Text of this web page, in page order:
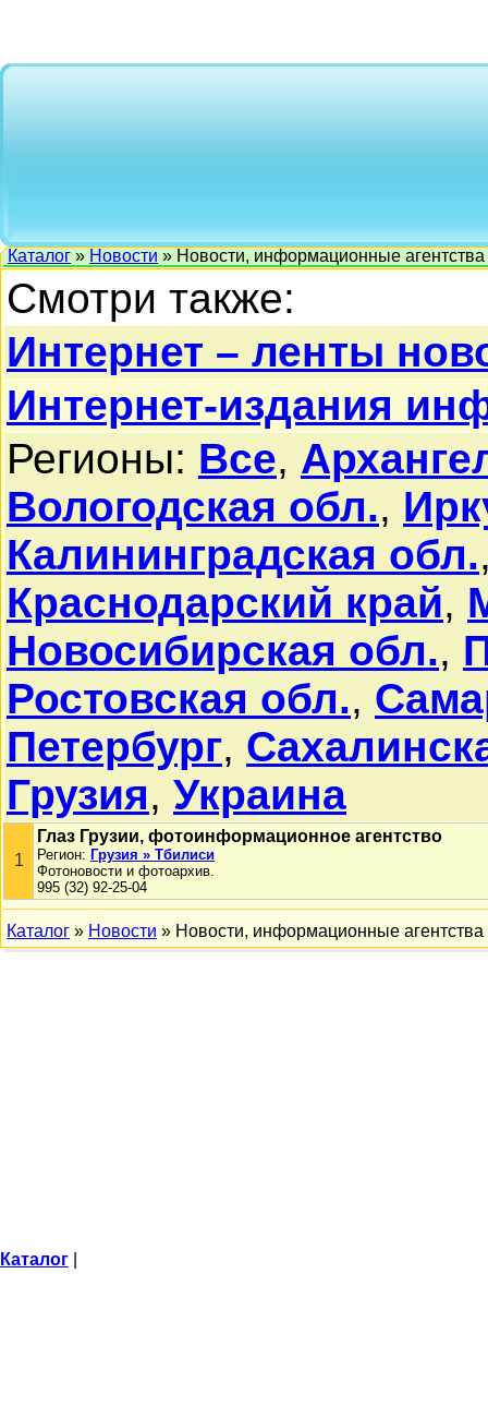
Каталог » Новости » Новости, информационные агентства
Смотри также:
Интернет – ленты
Интернет-издания
Регионы: Все,
Вологодская обл.,
Калининградская обл.
Краснодарский край,
Новосибирская обл.,
Ростовская обл.,
Петербург,
Грузия, Украина
1
Глаз Грузии, фотоинформационное агентство
Регион: Грузия » Тбилиси
Фотоновости и фотоархив.
995 (32) 92-25-04
Каталог » Новости » Новости, информационные агентства
Каталог